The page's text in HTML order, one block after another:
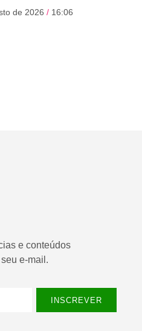
de 2026 16:06
e conteúdos
e-mail.
INSCREVER